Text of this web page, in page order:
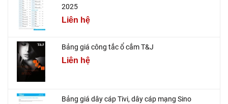
2025
Liên hệ
Bảng giá công tắc ổ cắm T&J
Liên hệ
Bảng giá dây cáp Tivi, dây cáp mạng Sino